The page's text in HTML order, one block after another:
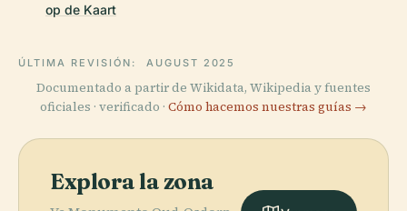
op de Kaart
ÚLTIMA REVISIÓN: AUGUST 2025
Documentado a partir de Wikidata, Wikipedia y fuentes
oficiales · verificado · Cómo hacemos nuestras guías →
Explora la zona